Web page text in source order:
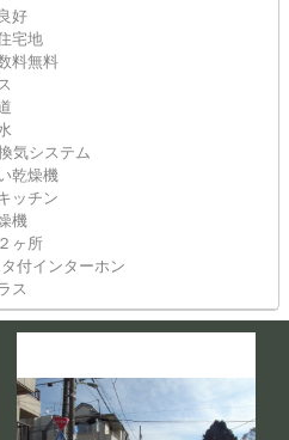
好
宅地
料無料
気システム
乾燥機
ッチン
機
ヶ所
付インターホン
ス